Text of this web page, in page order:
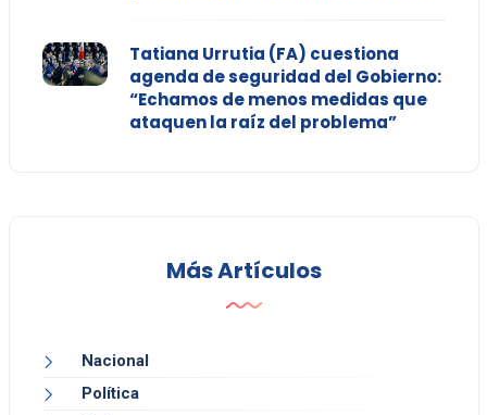
Tatiana Urrutia (FA) cuestiona
agenda de seguridad del Gobierno:
“Echamos de menos medidas que
ataquen la raíz del problema”
Más Artículos
Nacional
Política